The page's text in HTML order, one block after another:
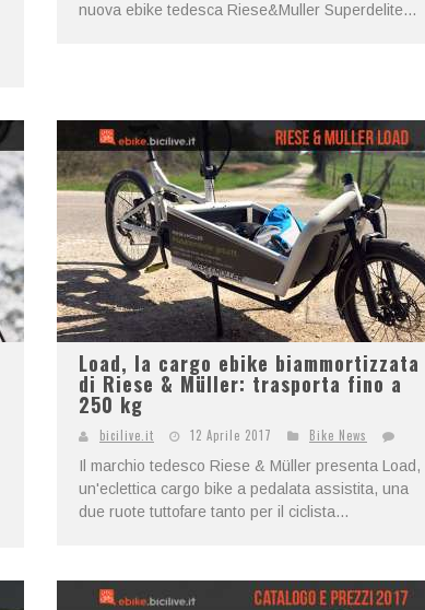
nuova ebike tedesca Riese&Muller Superdelite...
Load, la cargo ebike biammortizzata
di Riese & Müller: trasporta fino a
250 kg
bicilive.it 12 Aprile 2017
Bike News
Il marchio tedesco Riese & Müller presenta Load,
un'eclettica cargo bike a pedalata assistita, una
due ruote tuttofare tanto per il ciclista...